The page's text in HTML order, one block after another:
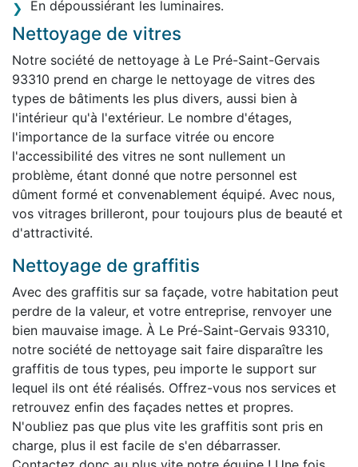
En dépoussiérant les luminaires.
Nettoyage de vitres
Notre société de nettoyage à Le Pré-Saint-Gervais
93310 prend en charge le nettoyage de vitres des
types de bâtiments les plus divers, aussi bien à
l'intérieur qu'à l'extérieur. Le nombre d'étages,
l'importance de la surface vitrée ou encore
l'accessibilité des vitres ne sont nullement un
problème, étant donné que notre personnel est
dûment formé et convenablement équipé. Avec nous,
vos vitrages brilleront, pour toujours plus de beauté et
d'attractivité.
Nettoyage de graffitis
Avec des graffitis sur sa façade, votre habitation peut
perdre de la valeur, et votre entreprise, renvoyer une
bien mauvaise image. À Le Pré-Saint-Gervais 93310,
notre société de nettoyage sait faire disparaître les
graffitis de tous types, peu importe le support sur
lequel ils ont été réalisés. Offrez-vous nos services et
retrouvez enfin des façades nettes et propres.
N'oubliez pas que plus vite les graffitis sont pris en
charge, plus il est facile de s'en débarrasser.